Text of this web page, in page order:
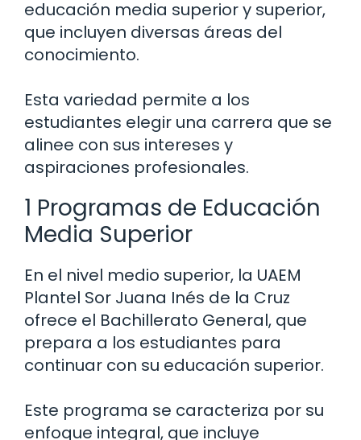
educación media superior y superior,
que incluyen diversas áreas del
conocimiento.
Esta variedad permite a los
estudiantes elegir una carrera que se
alinee con sus intereses y
aspiraciones profesionales.
1 Programas de Educación
Media Superior
En el nivel medio superior, la UAEM
Plantel Sor Juana Inés de la Cruz
ofrece el Bachillerato General, que
prepara a los estudiantes para
continuar con su educación superior.
Este programa se caracteriza por su
enfoque integral, que incluye